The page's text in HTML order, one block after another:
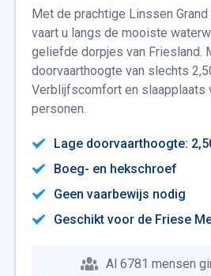
Met de prachtige Linssen Grand
vaart u langs de mooiste
geliefde dorpjes van Friesland.
doorvaarthoogte van slechts
Verblijfscomfort en slaapplaats
personen.
Lage doorvaarthoogte:
Boeg- en hekschroef
Geen vaarbewijs nodig
Geschikt voor de Friese
Al 6781 mensen